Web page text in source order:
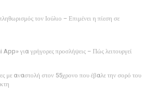
τον Ιούλιο – Επιμένει η πίεση σε
για γρήγορες προσλήψεις – Πώς λειτουργεί
με αναστολή στον 55χρονο που έβαλε την σορό του